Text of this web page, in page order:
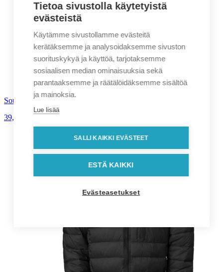
South West Parry lasten huppari
39,90
Tietoa sivustolla käytetyistä
evästeistä
Käytämme sivustollamme evästeitä
kerätäksemme ja analysoidaksemme sivuston
suorituskykyä ja käyttöä, tarjotaksemme
sosiaalisen median ominaisuuksia sekä
parantaaksemme ja räätälöidäksemme sisältöä
ja mainoksia.
Lue lisää
SALLI KAIKKI EVÄSTEET
ESTÄ KAIKKI
Evästeasetukset